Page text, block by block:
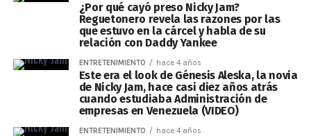
¿Por qué cayó preso Nicky Jam?
Reguetonero revela las razones por las
que estuvo en la cárcel y habla de su
relación con Daddy Yankee
ENTRETENIMIENTO hace 4 años
Este era el look de Génesis Aleska, la novia
de Nicky Jam, hace casi diez años atrás
cuando estudiaba Administración de
empresas en Venezuela (VIDEO)
ENTRETENIMIENTO hace 4 años